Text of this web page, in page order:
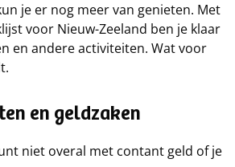
je er nog meer van genieten. Met
voor Nieuw-Zeeland ben je klaar
en andere activiteiten. Wat voor
en geldzaken
niet overal met contant geld of je